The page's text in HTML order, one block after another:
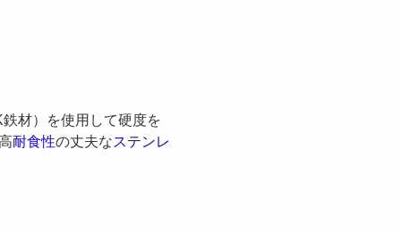
材）を使用して硬度を
耐食性の丈夫なステンレ